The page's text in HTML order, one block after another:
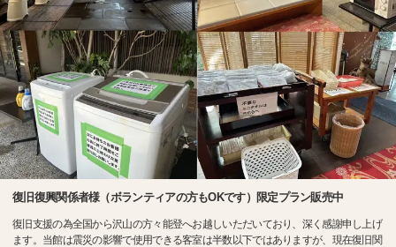
復旧復興関係者様（ボランティアの方もOKです）限定プラン販売中
復旧支援の為全国から沢山の方々能登へお越しいただいており、深く感謝申し上げ
ます。当館は震災の影響で使用できる客室は半数以下ではありますが、現在復旧関